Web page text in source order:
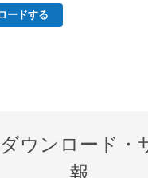
の提供は任意となっており
提供いただけない場合には
スト株式会社 代表取締役
千駄ヶ谷1－21－6 E-Mail：
ウンロード・
報